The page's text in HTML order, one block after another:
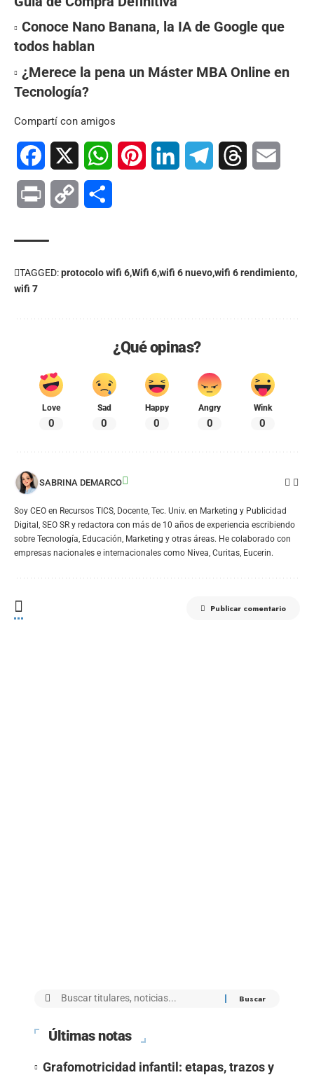
Conoce Nano Banana, la IA de Google que
todos hablan
¿Merece la pena un Máster MBA Online en
Tecnología?
Compartí con amigos
Facebook WhatsAppPinterest LinkedIn TelegramThreads
Print Copy
TAGGED:protocolo wifi 6Wifi 6wifi 6 nuevowifi 6 rendimiento
wifi 7
¿Qué opinas?
Love
0
Sad
0
Happy
0
Angry
0
Wink
0
SABRINA DEMARCO
Soy CEO en Recursos TICS, Docente, Tec. Univ. en Marketing y Publicidad
Digital, SEO SR y redactora con más de 10 años de experiencia escribiendo
sobre Tecnología, Educación, Marketing y otras áreas. He colaborado con
empresas nacionales e internacionales como Nivea, Curitas, Eucerin.
Publicar comentario
Últimas notas
Grafomotricidad infantil: etapas, trazos y